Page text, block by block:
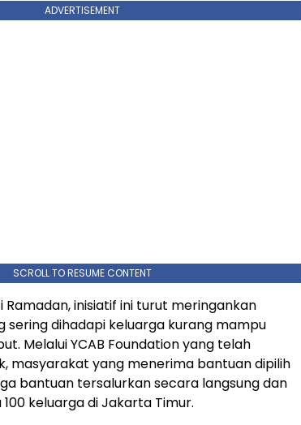
ADVERTISEMENT
SCROLL TO RESUME CONTENT
inisiatif ini turut meringankan
sering dihadapi keluarga kurang mampu
Melalui YCAB Foundation yang telah
masyarakat yang menerima bantuan dipilih
bantuan tersalurkan secara langsung dan
keluarga di Jakarta Timur.